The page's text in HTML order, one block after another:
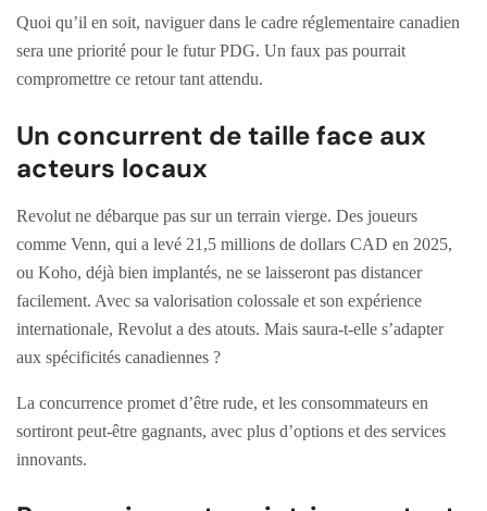
Quoi qu’il en soit, naviguer dans le cadre réglementaire canadien
sera une priorité pour le futur PDG. Un faux pas pourrait
compromettre ce retour tant attendu.
Un concurrent de taille face aux
acteurs locaux
Revolut ne débarque pas sur un terrain vierge. Des joueurs
comme Venn, qui a levé 21,5 millions de dollars CAD en 2025,
ou Koho, déjà bien implantés, ne se laisseront pas distancer
facilement. Avec sa valorisation colossale et son expérience
internationale, Revolut a des atouts. Mais saura-t-elle s’adapter
aux spécificités canadiennes ?
La concurrence promet d’être rude, et les consommateurs en
sortiront peut-être gagnants, avec plus d’options et des services
innovants.